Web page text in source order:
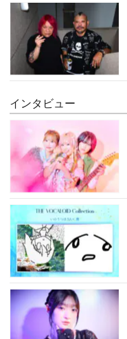
インタビュー